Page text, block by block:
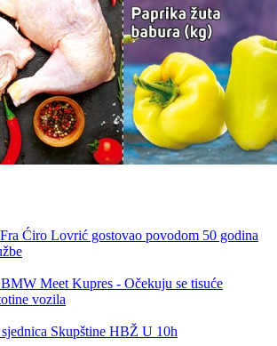
Ćiro Lovrić gostovao povodom 50 godina
Meet Kupres - Očekuju se tisuće
vozila
Skupštine HBŽ U 10h